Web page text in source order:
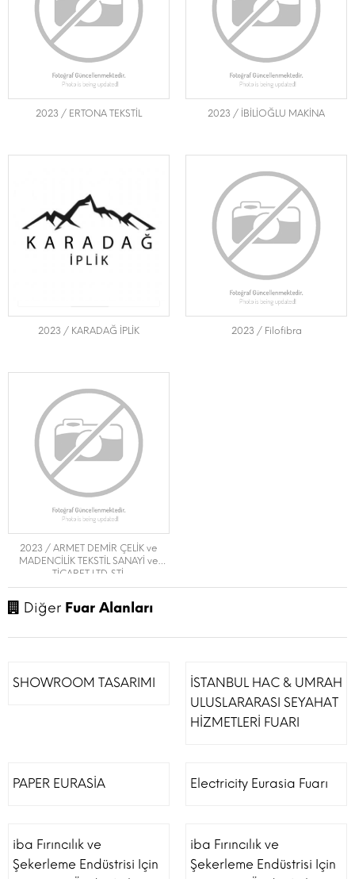
2023 / ERTONA TEKSTİL 2023 / İBİLİOĞLU MAKİNA
2023 / KARADAĞ İPLİK 2023 / Filofibra
2023 / ARMET DEMİR ÇELİK ve
MADENCİLİK TEKSTİL SANAYİ ve
TİCARET LTD. ŞTİ.
Diğer Fuar Alanları
SHOWROOM TASARIMI
İSTANBUL HAC & UMRAH
ULUSLARARASI SEYAHAT
HİZMETLERİ FUARI
PAPER EURASİA Electricity Eurasia Fuarı
iba Fırıncılık ve
Şekerleme Endüstrisi Için
iba Fırıncılık ve
Şekerleme Endüstrisi Için